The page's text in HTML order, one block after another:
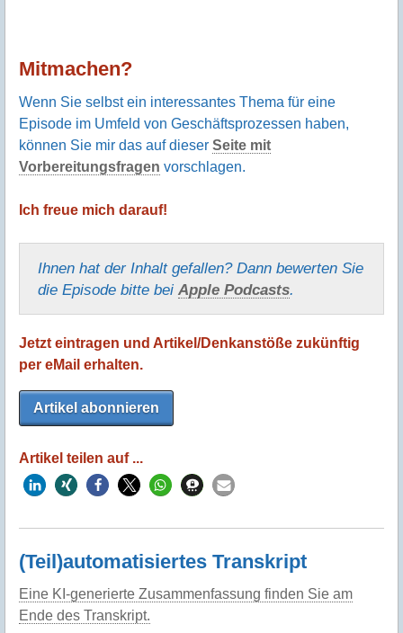
Mitmachen?
Wenn Sie selbst ein interessantes Thema für eine
Episode im Umfeld von Geschäftsprozessen haben,
können Sie mir das auf dieser Seite mit
Vorbereitungsfragen vorschlagen.
Ich freue mich darauf!
Ihnen hat der Inhalt gefallen? Dann bewerten Sie
die Episode bitte bei Apple Podcasts
Jetzt eintragen und Artikel/Denkanstöße zukünftig
per eMail erhalten.
Artikel abonnieren
Artikel teilen auf ...
(Teil)automatisiertes Transkript
Eine KI-generierte Zusammenfassung finden Sie am
Ende des Transkript.